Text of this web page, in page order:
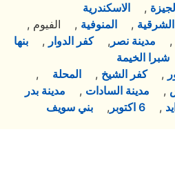
,الاسكندرية
الشرقية ,المنوفية , الفيوم ,
, مدينة نصر ,كفر الدوار , بنها
شبرا الخيمة
,كفر الشيخ ,المحلة ,
, مدينة السادات , مدينة بدر
,6 اكتوبر ,بني سويف